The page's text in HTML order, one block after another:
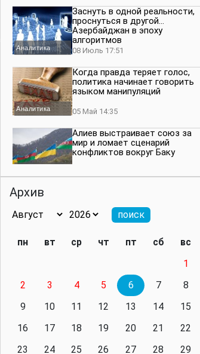
Аналитика
Заснуть в одной реальности,
проснуться в другой…
Азербайджан в эпоху
алгоритмов
08 Июль 17:51
Аналитика
Когда правда теряет голос,
политика начинает говорить
языком манипуляций
05 Май 14:35
Алиев выстраивает союз за
мир и ломает сценарий
конфликтов вокруг Баку
значимость региона
нейтралитета больше не будет
11 Март 16:36
Политика
президенту приходится все
делать самому
Архив
пн вт ср чт пт сб
вс
1
2
3 4 5 6 7
8
9
10 11 12 13 14
15
16
17 18 19 20 21
22
23
24 25 26 27 28
29